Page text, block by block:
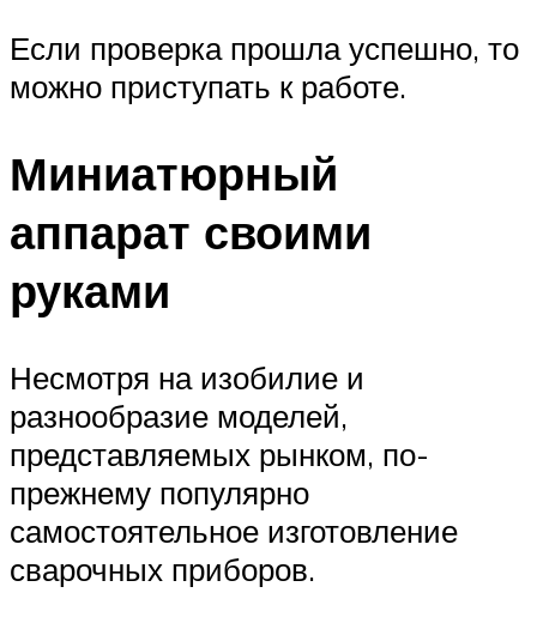
Если проверка прошла успешно, то
можно приступать к работе.
Миниатюрный
аппарат своими
руками
Несмотря на изобилие и
разнообразие моделей,
представляемых рынком, по-
прежнему популярно
самостоятельное изготовление
сварочных приборов.